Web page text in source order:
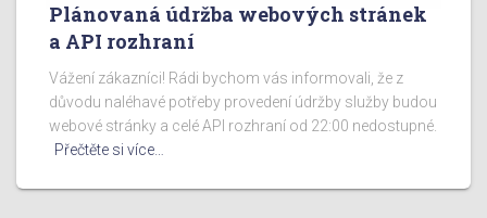
Plánovaná údržba webových stránek
a API rozhraní
Vážení zákazníci! Rádi bychom vás informovali, že z
důvodu naléhavé potřeby provedení údržby služby budou
webové stránky a celé API rozhraní od 22:00 nedostupné.
Přečtěte si více…